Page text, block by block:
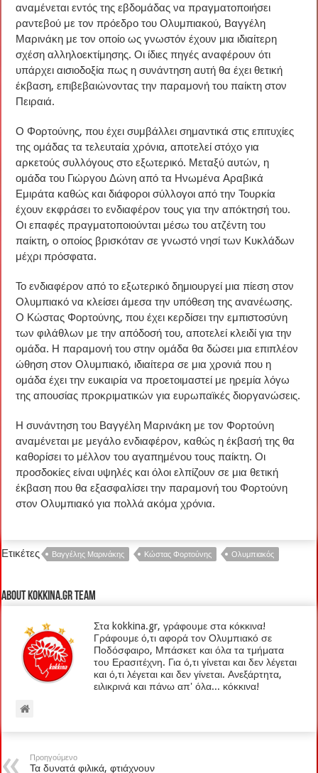
αναμένεται εντός της εβδομάδας να πραγματοποιήσει
ραντεβού με τον πρόεδρο του Ολυμπιακού, Βαγγέλη
Μαρινάκη με τον οποίο ως γνωστόν έχουν μια ιδιαίτερη
σχέση αλληλοεκτίμησης. Οι ίδιες πηγές αναφέρουν ότι
υπάρχει αισιοδοξία πως η συνάντηση αυτή θα έχει θετική
έκβαση, επιβεβαιώνοντας την παραμονή του παίκτη στον
Πειραιά.
Ο Φορτούνης, που έχει συμβάλλει σημαντικά στις επιτυχίες
της ομάδας τα τελευταία χρόνια, αποτελεί στόχο για
αρκετούς συλλόγους στο εξωτερικό. Μεταξύ αυτών, η
ομάδα του Γιώργου Δώνη από τα Ηνωμένα Αραβικά
Εμιράτα καθώς και διάφοροι σύλλογοι από την Τουρκία
έχουν εκφράσει το ενδιαφέρον τους για την απόκτησή του.
Οι επαφές πραγματοποιούνται μέσω του ατζέντη του
παίκτη, ο οποίος βρισκόταν σε γνωστό νησί των Κυκλάδων
μέχρι πρόσφατα.
Το ενδιαφέρον από το εξωτερικό δημιουργεί μια πίεση στον
Ολυμπιακό να κλείσει άμεσα την υπόθεση της ανανέωσης.
Ο Κώστας Φορτούνης, που έχει κερδίσει την εμπιστοσύνη
των φιλάθλων με την απόδοσή του, αποτελεί κλειδί για την
ομάδα. Η παραμονή του στην ομάδα θα δώσει μια επιπλέον
ώθηση στον Ολυμπιακό, ιδιαίτερα σε μια χρονιά που η
ομάδα έχει την ευκαιρία να προετοιμαστεί με ηρεμία λόγω
της απουσίας προκριματικών για ευρωπαϊκές διοργανώσεις.
Η συνάντηση του Βαγγέλη Μαρινάκη με τον Φορτούνη
αναμένεται με μεγάλο ενδιαφέρον, καθώς η έκβασή της θα
καθορίσει το μέλλον του αγαπημένου τους παίκτη. Οι
προσδοκίες είναι υψηλές και όλοι ελπίζουν σε μια θετική
έκβαση που θα εξασφαλίσει την παραμονή του Φορτούνη
στον Ολυμπιακό για πολλά ακόμα χρόνια.
Ετικέτες Βαγγέλης Μαρινάκης Κώστας Φορτούνης Ολυμπιακός
About kokkina.gr TEAM
Στα kokkina.gr, γράφουμε στα κόκκινα!
Γράφουμε ό,τι αφορά τον Ολυμπιακό σε
Ποδόσφαιρο, Μπάσκετ και όλα τα τμήματα
του Ερασιτέχνη. Για ό,τι γίνεται και δεν λέγεται
και ό,τι λέγεται και δεν γίνεται. Ανεξάρτητα,
ειλικρινά και πάνω απ' όλα... κόκκινα!
Προηγούμενο
Τα δυνατά φιλικά, φτιάχνουν